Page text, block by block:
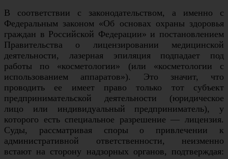
В соответствии с законодательством, а именно с
Федеральным законом «Об основах охраны здоровья
граждан в Российской Федерации» и постановлением
Правительства о лицензировании медицинской
деятельности, лазерная эпиляция подпадает под
работы по «косметологии» (или «косметологии с
использованием аппаратов»). Это значит, что
проводить ее имеет право только тот субъект
предпринимательской деятельности (юридическое
лицо или индивидуальный предприниматель), у
которого есть специальное разрешение — лицензия.
Суды, рассматривая споры о привлечении к
административной ответственности, неизменно
встают на сторону надзорных органов, подтверждая: